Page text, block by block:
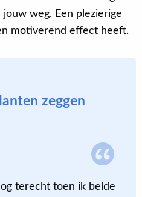
weg. Een plezierige
motiverend effect heeft.
zeggen
terecht toen ik belde